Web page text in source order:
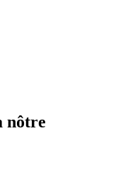
nôtre